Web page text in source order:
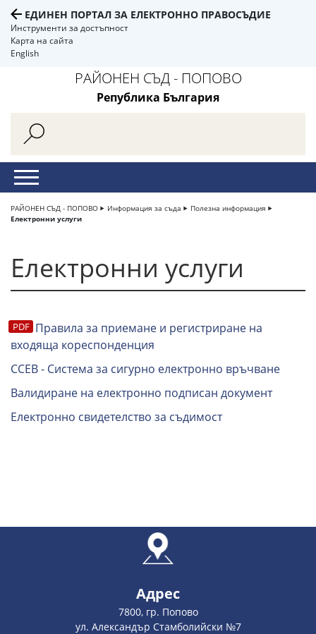
ЕДИНЕН ПОРТАЛ ЗА ЕЛЕКТРОННО ПРАВОСЪДИЕ
Инструменти за достъпност
Карта на сайта
English
РАЙОНЕН СЪД - ПОПОВО
Република България
РАЙОНЕН СЪД - ПОПОВО Информация за съда
Полезна информация
Електронни услуги
Електронни услуги
Правила за приемане и регистриране на
входяща кореспонденция
ССЕВ - Система за сигурно електронно връчване
Валидиране на електронно подписан документ
Електронно свидетелство за съдимост
Адрес
7800, гр. Попово
ул. Александър Стамболийски №7